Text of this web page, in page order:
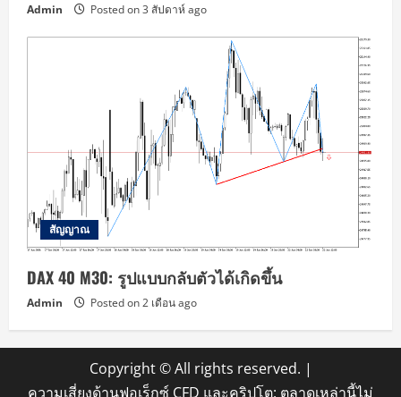
Admin Posted on 3 สัปดาห์ ago
สัญญาณ
DAX 40 M30: รูปแบบกลับตัวได้เกิดขึ้น
Admin Posted on 2 เดือน ago
Copyright © All rights reserved. |
ความเสี่ยงด้านฟอเร็กซ์ CFD และคริปโต: ตลาดเหล่านี้ไม่